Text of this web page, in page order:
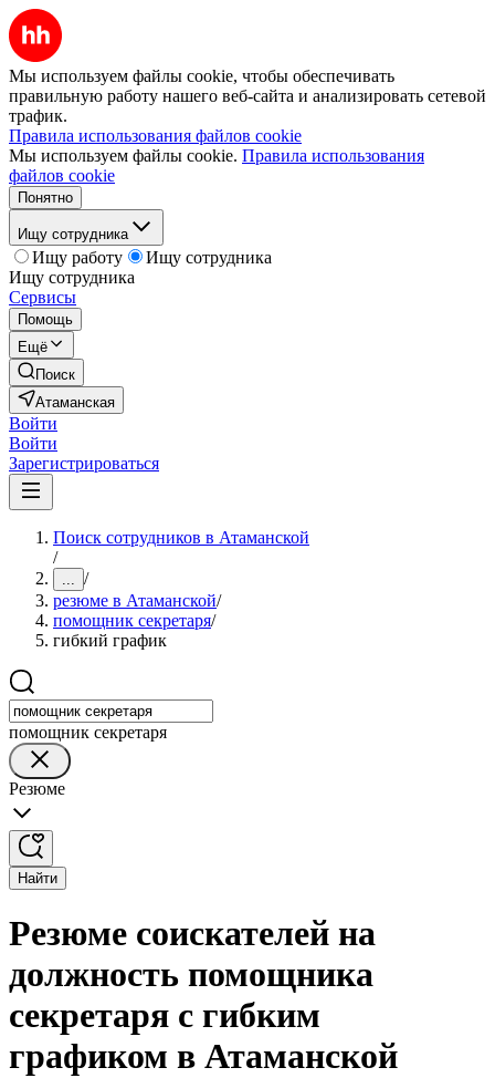
Мы используем файлы cookie, чтобы обеспечивать
правильную работу нашего веб-сайта и анализировать сетевой
трафик.
Правила использования файлов cookie
Мы используем файлы cookie. Правила использования
файлов cookie
Понятно
Ищу сотрудника
Ищу работу
Ищу сотрудника
Ищу сотрудника
Сервисы
Помощь
Ещё
Поиск
Атаманская
Войти
Войти
Зарегистрироваться
Поиск сотрудников в Атаманской
/
... /
резюме в Атаманской/
помощник секретаря/
гибкий график
помощник секретаря
Резюме
Найти
Резюме соискателей на
должность помощника
секретаря с гибким
графиком в Атаманской